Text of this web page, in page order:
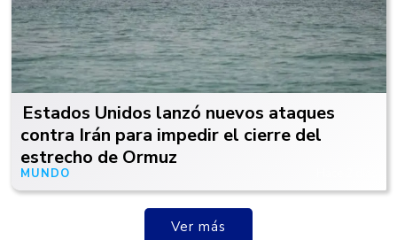
Estados Unidos lanzó nuevos ataques
contra Irán para impedir el cierre del
estrecho de Ormuz
MUNDO
Ver más